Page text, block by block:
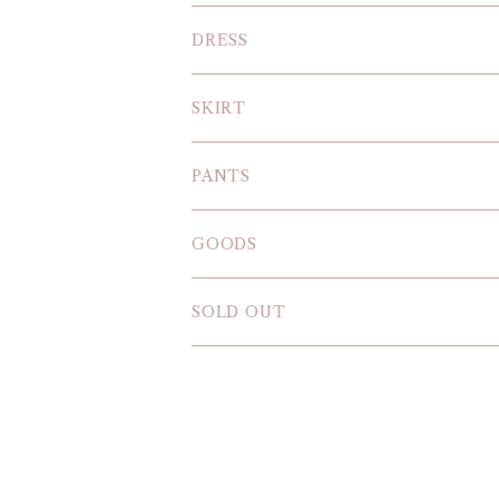
KNIT
BLOUSE
T-SHIRT
SWEAT SHIRT
DRESS
SKIRT
PANTS
GOODS
SOLD OUT